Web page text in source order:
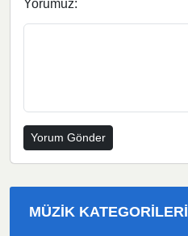
Yorumuz:
MÜZIK KATEGORILERI